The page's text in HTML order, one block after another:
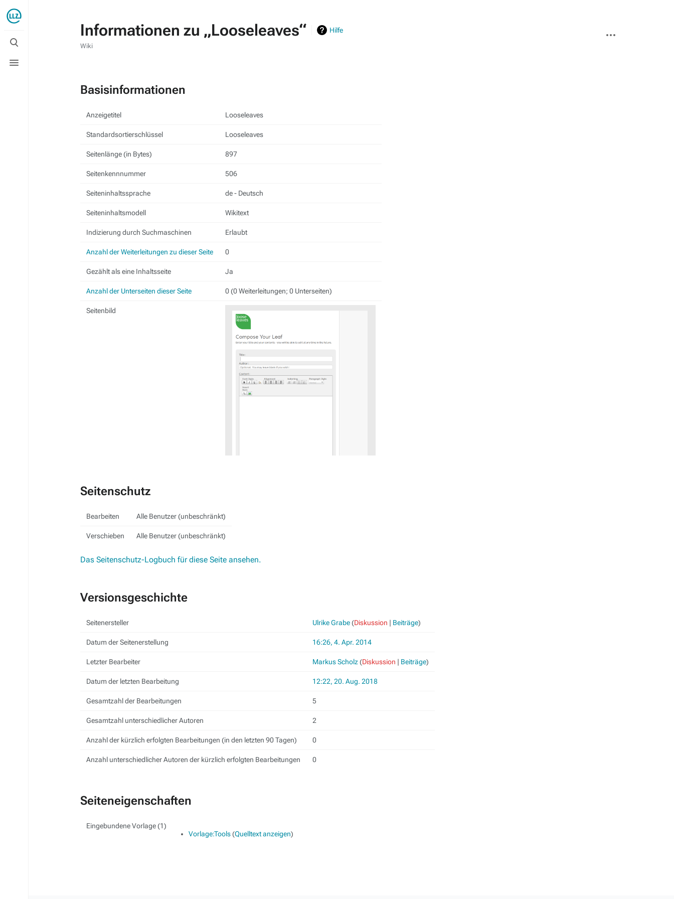
Suche
umschalten
umschalten
Informationen zu „Looseleaves“ Hilfe
Wiki
Aktionen
Basisinformationen
Anzeigetitel Looseleaves
Standardsortierschlüssel Looseleaves
Seitenlänge (in Bytes) 897
Seitenkennnummer 506
Seiteninhaltssprache de - Deutsch
Seiteninhaltsmodell Wikitext
Indizierung durch Suchmaschinen Erlaubt
Anzahl der Weiterleitungen zu dieser Seite 0
Gezählt als eine Inhaltsseite Ja
Anzahl der Unterseiten dieser Seite 0 (0 Weiterleitungen; 0 Unterseiten)
Seitenbild
Seitenschutz
Bearbeiten Alle Benutzer (unbeschränkt)
Verschieben Alle Benutzer (unbeschränkt)
Das Seitenschutz-Logbuch für diese Seite ansehen.
Versionsgeschichte
Seitenersteller Ulrike Grabe(Diskussion | Beiträge)
Datum der Seitenerstellung 16:26, 4. Apr. 2014
Letzter Bearbeiter Markus Scholz(Diskussion | Beiträge)
Datum der letzten Bearbeitung 12:22, 20. Aug. 2018
Gesamtzahl der Bearbeitungen 5
Gesamtzahl unterschiedlicher Autoren 2
Anzahl der kürzlich erfolgten Bearbeitungen (in den letzten 90 Tagen) 0
Anzahl unterschiedlicher Autoren der kürzlich erfolgten Bearbeitungen 0
Seiteneigenschaften
Eingebundene Vorlage (1)
Vorlage:Tools(Quelltext anzeigen)